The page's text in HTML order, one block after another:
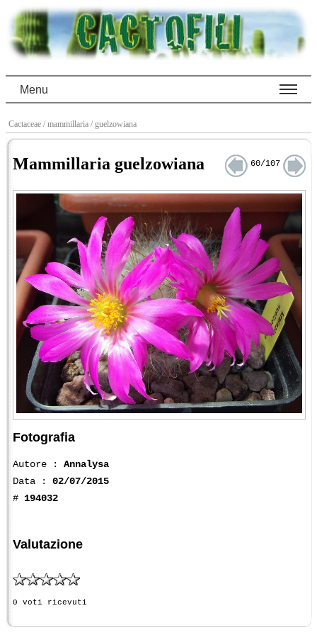
Menu
Cactaceae / mammillaria / guelzowiana
Mammillaria guelzowiana 60/107
Fotografia
Autore : Annalysa
Data : 02/07/2015
# 194032
Valutazione
0 voti ricevuti